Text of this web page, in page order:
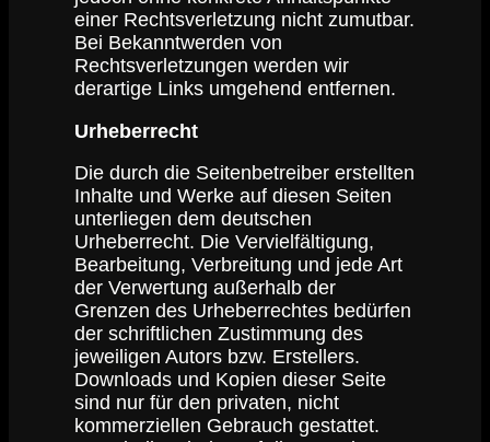
einer Rechtsverletzung nicht zumutbar.
Bei Bekanntwerden von
Rechtsverletzungen werden wir
derartige Links umgehend entfernen.
Urheberrecht
Die durch die Seitenbetreiber erstellten
Inhalte und Werke auf diesen Seiten
unterliegen dem deutschen
Urheberrecht. Die Vervielfältigung,
Bearbeitung, Verbreitung und jede Art
der Verwertung außerhalb der
Grenzen des Urheberrechtes bedürfen
der schriftlichen Zustimmung des
jeweiligen Autors bzw. Erstellers.
Downloads und Kopien dieser Seite
sind nur für den privaten, nicht
kommerziellen Gebrauch gestattet.